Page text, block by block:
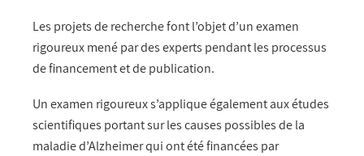
Les projets de recherche font l’objet d’un examen
rigoureux mené par des experts pendant les processus
de financement et de publication.
Un examen rigoureux s’applique également aux études
scientifiques portant sur les causes possibles de la
maladie d’Alzheimer qui ont été financées par